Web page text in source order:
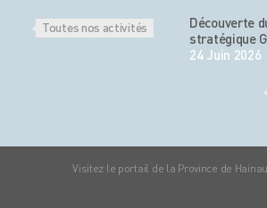
Toutes nos activités
Découverte
stratégique
24 Juin 2026
Visitez le portail de la Province de